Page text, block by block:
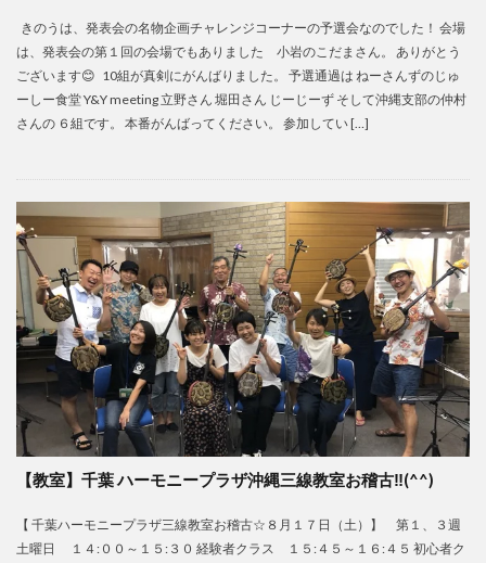
きのうは、発表会の名物企画チャレンジコーナーの予選会なのでした！ 会場
は、発表会の第１回の会場でもありました 小岩のこだまさん。 ありがとう
ございます😊 10組が真剣にがんばりました。 予選通過は ねーさんずのじゅ
ーしー食堂 Y&Y meeting 立野さん 堀田さん じーじーず そして沖縄支部の仲村
さんの ６組です。 本番がんばってください。 参加してい […]
【教室】千葉 ハーモニープラザ沖縄三線教室お稽古‼️(^^)
【 千葉ハーモニープラザ三線教室お稽古☆８月１７日（土）】 第１、３週
土曜日 １４:００～１５:３０ 経験者クラス １５:４５～１６:４５ 初心者ク